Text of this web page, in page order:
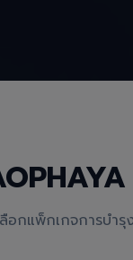
อกแพ็กเกจการบำ